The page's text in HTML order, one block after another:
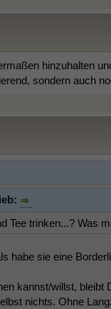
hinzuhalten
sondern auch
Tee trinken...? Was
habe sie eine
kannst/willst, bleibt
nichts. Ohne